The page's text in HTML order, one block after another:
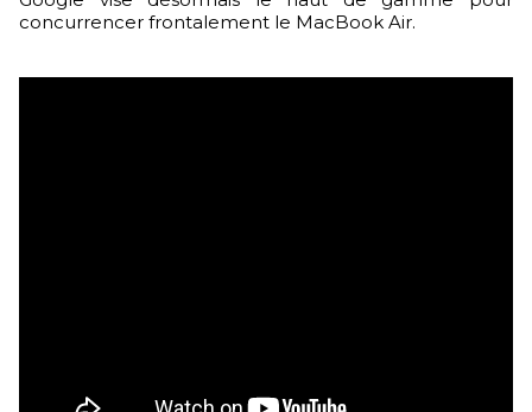
concurrencer frontalement le MacBook Air.